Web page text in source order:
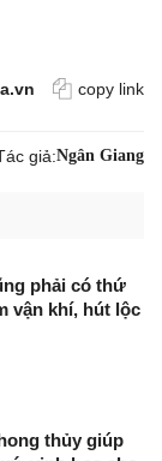
copy link
giả:Ngân Giang
phải có thứ
vận khí, hút lộc
thủy giúp